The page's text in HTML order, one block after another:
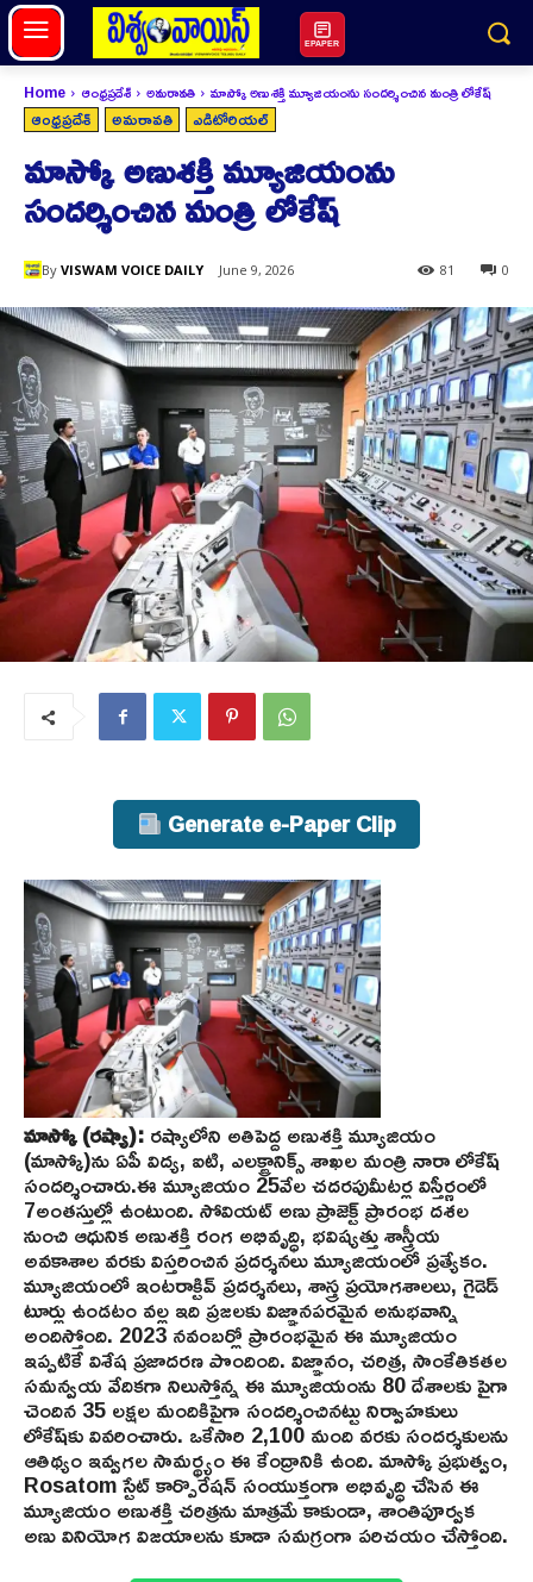
EPAPER
Home ఆంధ్రప్రదేశ్ అమరావతి మాస్కో అణుశక్తి మ్యూజియంను సందర్శించిన మంత్రి లోకేష్
ఆంధ్రప్రదేశ్ అమరావతి ఎడిటోరియల్
మాస్కో అణుశక్తి మ్యూజియంను
సందర్శించిన మంత్రి లోకేష్
By VISWAM VOICE DAILY June 9, 2026 0
81
Generate e-Paper Clip
మాస్కో (రష్యా):రష్యాలోని అతిపెద్ద అణుశక్తి మ్యూజియం
(మాస్కో)ను ఏపీ విద్య, ఐటి, ఎలక్ట్రానిక్స్ శాఖల మంత్రి నారా లోకేష్
సందర్శించారు.ఈ మ్యూజియం 25వేల చదరపుమీటర్ల విస్తీర్ణంలో
7అంతస్తుల్లో ఉంటుంది. సోవియట్ అణు ప్రాజెక్ట్ ప్రారంభ దశల
నుంచి ఆధునిక అణుశక్తి రంగ అభివృద్ధి, భవిష్యత్తు శాస్త్రీయ
అవకాశాల వరకు విస్తరించిన ప్రదర్శనలు మ్యూజియంలో ప్ర‌త్యేకం.
మ్యూజియంలో ఇంటరాక్టివ్ ప్రదర్శనలు, శాస్త్ర ప్రయోగశాలలు, గైడెడ్
టూర్లు ఉండటం వల్ల ఇది ప్రజలకు విజ్ఞానపరమైన అనుభవాన్ని
అందిస్తోంది. 2023 నవంబర్లో ప్రారంభమైన ఈ మ్యూజియం
ఇప్పటికే విశేష ప్రజాదరణ పొందింది. విజ్ఞానం, చరిత్ర, సాంకేతికతల
సమన్వయ వేదికగా నిలుస్తోన్న ఈ మ్యూజియంను 80 దేశాలకు పైగా
చెందిన 35 లక్షల మందికిపైగా సందర్శించినట్టు నిర్వాహ‌కులు
లోకేష్‌కు వివ‌రించారు. ఒకేసారి 2,100 మంది వరకు సందర్శకులను
ఆతిథ్యం ఇవ్వగల సామర్థ్యం ఈ కేంద్రానికి ఉంది. మాస్కో ప్రభుత్వం,
Rosatom స్టేట్ కార్పొరేషన్ సంయుక్తంగా అభివృద్ధి చేసిన ఈ
మ్యూజియం అణుశక్తి చరిత్రను మాత్రమే కాకుండా, శాంతిపూర్వక
అణు వినియోగ విజయాలను కూడా సమగ్రంగా పరిచయం చేస్తోంది.